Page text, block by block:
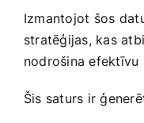
Izmantojot ⁣šos
stratēģijas, kas
nodrošina efektīvu
Šis saturs ir